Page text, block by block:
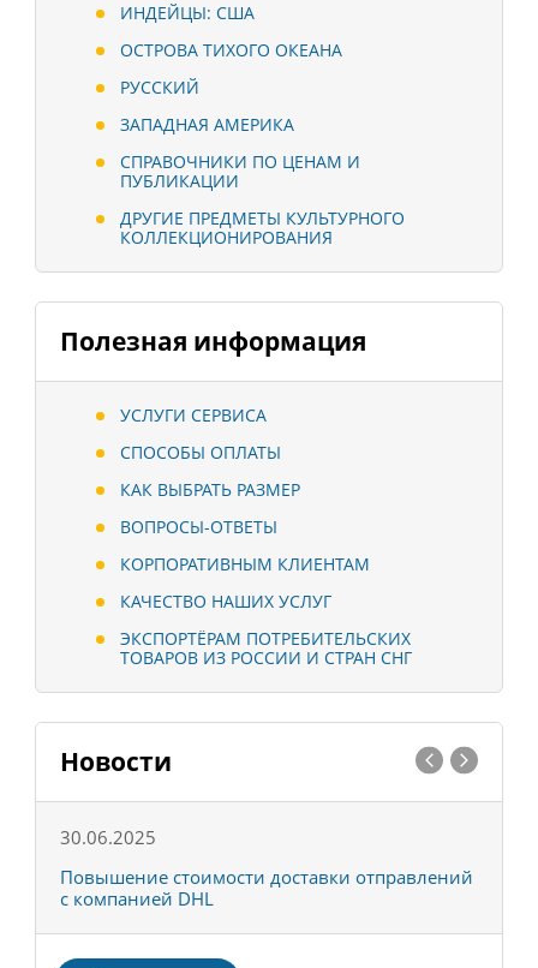
ИНДЕЙЦЫ: США
ОСТРОВА ТИХОГО ОКЕАНА
РУССКИЙ
ЗАПАДНАЯ АМЕРИКА
СПРАВОЧНИКИ ПО ЦЕНАМ И
ПУБЛИКАЦИИ
ДРУГИЕ ПРЕДМЕТЫ КУЛЬТУРНОГО
КОЛЛЕКЦИОНИРОВАНИЯ
Полезная информация
УСЛУГИ СЕРВИСА
СПОСОБЫ ОПЛАТЫ
КАК ВЫБРАТЬ РАЗМЕР
ВОПРОСЫ-ОТВЕТЫ
КОРПОРАТИВНЫМ КЛИЕНТАМ
КАЧЕСТВО НАШИХ УСЛУГ
ЭКСПОРТЁРАМ ПОТРЕБИТЕЛЬСКИХ
ТОВАРОВ ИЗ РОССИИ И СТРАН СНГ
Новости
30.06.2025
Повышение стоимости доставки отправлений
с компанией DHL